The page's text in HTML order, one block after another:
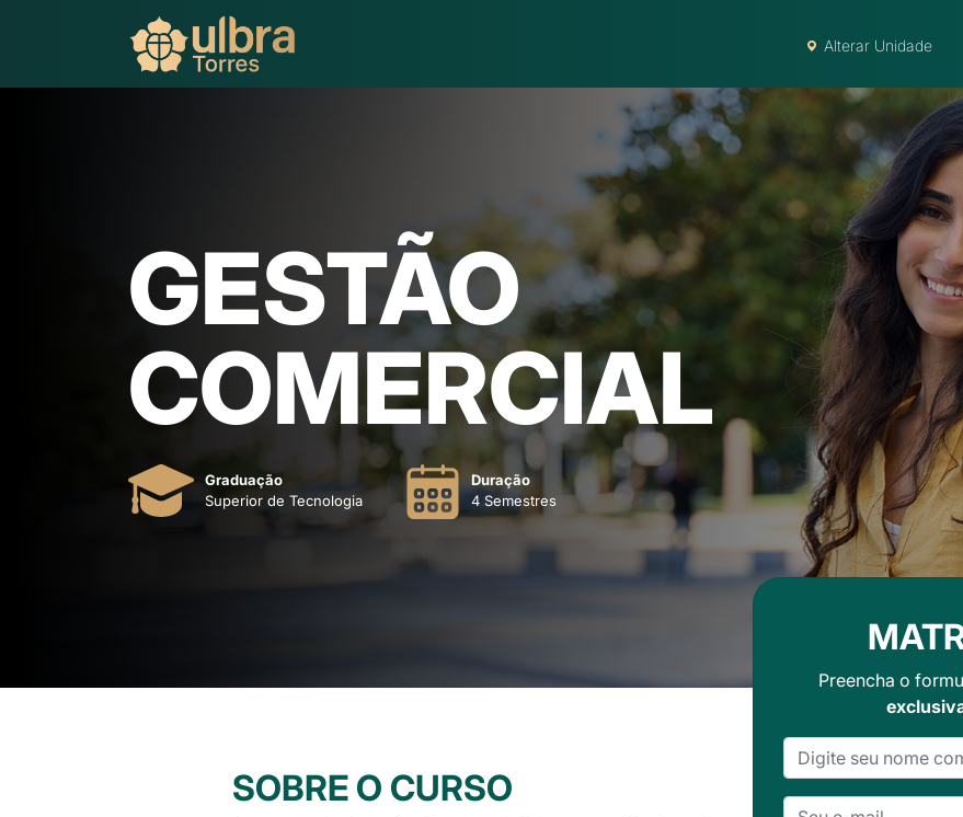
Alterar Unidade
GESTÃO
COMERCIAL
Graduação
Superior de Tecnologia
Duração
4 Semestres
Preencha o
SOBRE O CURSO